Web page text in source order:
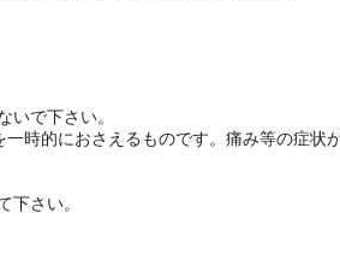
てぜんそくを起こしたことがある人
いで下さい。
時的におさえるものです。痛み等の症状
下さい。